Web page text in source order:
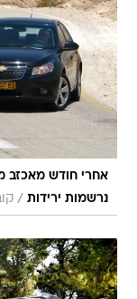
אחרי חודש מאכזב
נרשמות ירידות /